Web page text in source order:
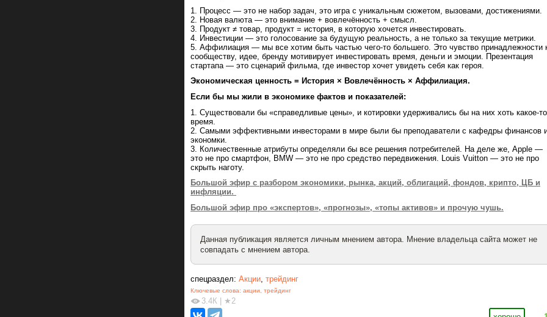
1. Процесс — это не набор задач, это игра с уникальным сюжетом, вызовами, достижениями.
2. Новая валюта — это внимание + вовлечённость + смысл.
3. Продукт ≠ товар, продукт = история, в которую хочется инвестировать.
4. Инвестиции — это голосование за будущую реальность, а не только за текущие метрики.
5. Аффилиация — мы все хотим быть частью чего-то большего. Это чувство принадлежности
сообществу, идее, бренду мотивирует инвестировать время, деньги и эмоции. Презентация
стартапа — это сценарий фильма, где инвестор хочет увидеть себя как героя.
Экономическая ценность = История × Вовлечённость × Аффилиация.
Если бы мы жили в экономике фактов и показателей:
1. Существовали бы «справедливые цены», и котировки удерживались бы на них хоть какое-то
время.
2. Самыми эффективными инвесторами в мире были бы преподаватели с кафедры финансов
экономки.
3. Количественные атрибуты определяли бы все решения потребителей. На деле же, Apple —
это не про смартфон, BMW — это не про средство передвижения. Louis Vuitton — это не про
скрыть наготу.
Большой эфир с разбором экономики, рынка, акций, облигаций, фондов, крипто, ЦБ и
инфляции.
Большой эфир про «экспертов», «прогнозы», «топы активов» и прочую чушь.
Данная публикация является личным мнением автора. Мнение владельца сайта может не
совпадать с мнением автора.
спецраздел: Акции, трейдинг
Ключевые слова: акции трейдинг
3.4К
★2